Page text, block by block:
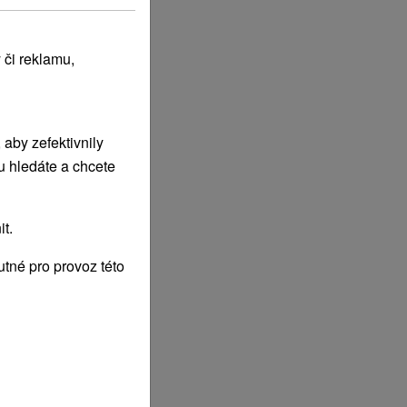
reklamu,
zefektivnily
hledáte a chcete
pro provoz této